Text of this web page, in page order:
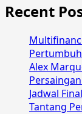
Recent
Alex
Jadwal
Tantang